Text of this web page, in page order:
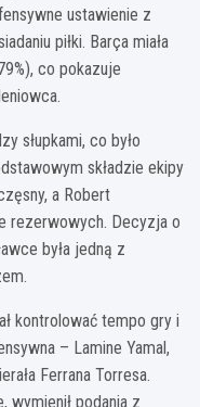
ustawienie z
piłki. Barça miała
co pokazuje
słupkami, co było
składzie ekipy
a Robert
rezerwowych. Decyzja o
była jedną z
kontrolować tempo gry i
– Lamine Yamal,
Ferrana Torresa.
wymienił podania z